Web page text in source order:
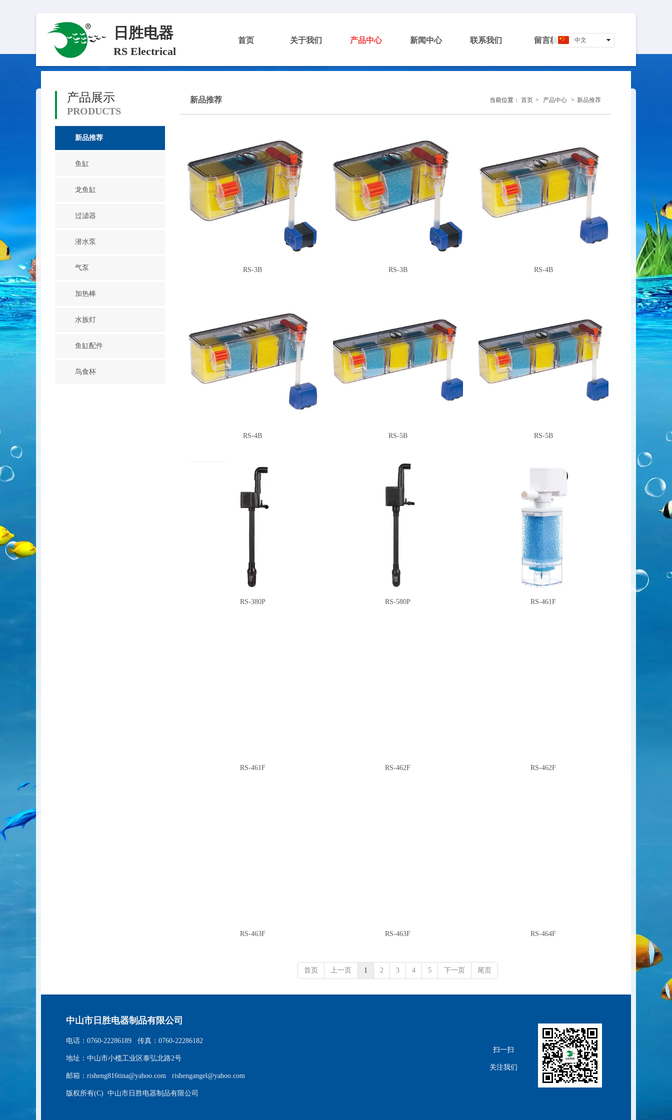
中文
日胜电器
RS Electrical
首页 关于我们 产品中心 新闻中心 联系我们 留言板
产品展示
PRODUCTS
新品推荐
鱼缸
龙鱼缸
过滤器
潜水泵
气泵
加热棒
水族灯
鱼缸配件
鸟食杯
新品推荐 当前位置： 首页 > 产品中心 > 新品推荐
RS-3B RS-3B RS-4B
RS-4B RS-5B RS-5B
RS-380P RS-580P RS-461F
RS-461F RS-462F RS-462F
RS-463F RS-463F RS-464F
首页 上一页 1 2 3 4 5 下一页 尾页
中山市日胜电器制品有限公司
电话：0760-22286189 传真：0760-22286182
地址：中山市小榄工业区泰弘北路2号
邮箱：risheng816tina@yahoo.com rishengangel@yahoo.com
版权所有(C) 中山市日胜电器制品有限公司
扫一扫
关注我们